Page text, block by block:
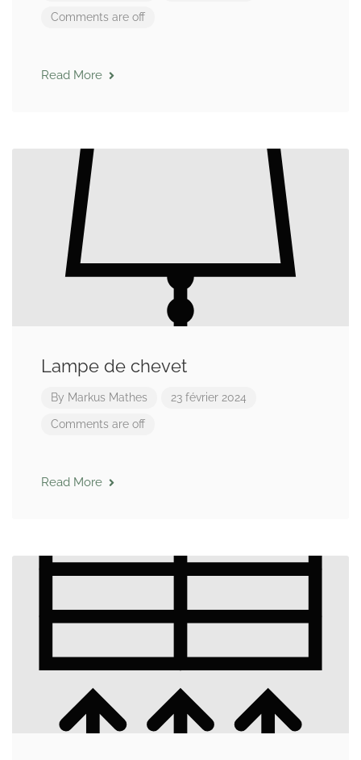
Comments are off
Read More
Lampe de chevet
By Markus Mathes 23 février 2024
Comments are off
Read More